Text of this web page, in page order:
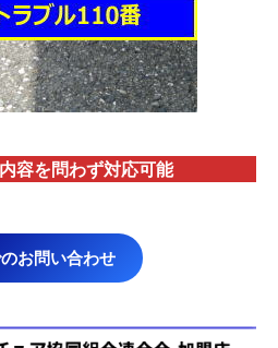
容を問わず対応可能
お問い合わせ